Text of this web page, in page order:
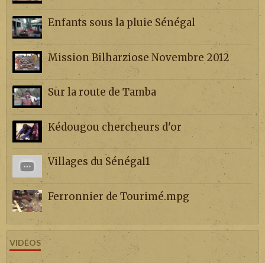
Enfants sous la pluie Sénégal
Mission Bilharziose Novembre 2012
Sur la route de Tamba
Kédougou chercheurs d'or
Villages du Sénégal1
Ferronnier de Tourimé.mpg
VIDÉOS